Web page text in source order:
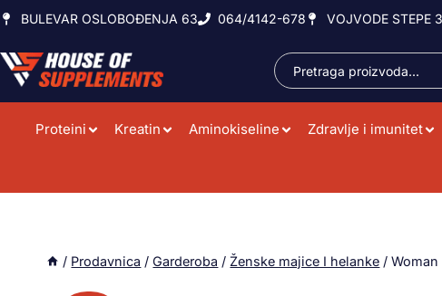
BULEVAR OSLOBOĐENJA 63 064/4142-678 VOJVODE STEPE
Proteini Kreatin Aminokiseline Zdravlje i imunitet
/ Prodavnica / Garderoba / Ženske majice I helanke / Woman